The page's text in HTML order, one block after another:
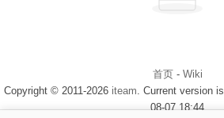
首页- Wiki
Copyright © 2011-2026 iteam. Current version is
08-07 18:44